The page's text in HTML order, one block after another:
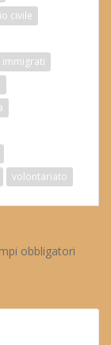
civile
immigrati
volontariato
obbligatori